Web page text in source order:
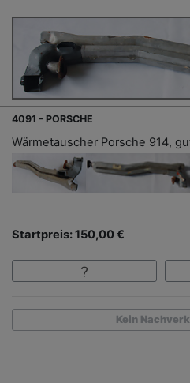
4091 - PORSCHE
Wärmetauscher Porsche 914,
Startpreis: 150,00 €
Kein